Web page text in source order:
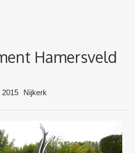
Hamersveld
2015 Nijkerk